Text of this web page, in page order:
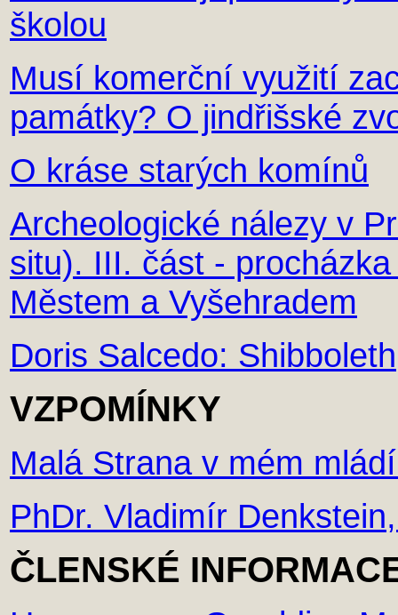
školou
Musí komerční využití
památky? O jindřišské
O kráse starých komínů
Archeologické nálezy v
situ). III. část -
Městem a Vyšehradem
Doris Salcedo: Shibboleth
VZPOMÍNKY
Malá Strana v mém
PhDr. Vladimír
ČLENSKÉ